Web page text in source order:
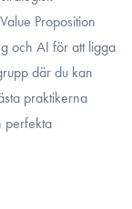
Proposition
och AI för att ligga
där du kan
praktikerna
perfekta